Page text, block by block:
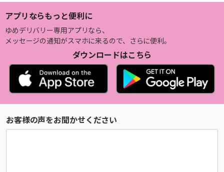
アプリならもっと便利に
ゆめデリバリー専用アプリなら、
メッセージの通知がスマホに来るので、さらに便利。
ダウンロードはこちら
お客様の声をお聞かせください